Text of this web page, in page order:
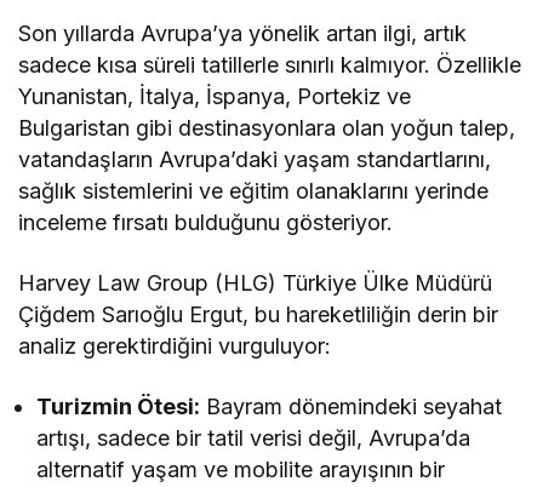
Son yıllarda Avrupa’ya yönelik artan ilgi, artık
sadece kısa süreli tatillerle sınırlı kalmıyor. Özellikle
Yunanistan, İtalya, İspanya, Portekiz ve
Bulgaristan gibi destinasyonlara olan yoğun talep,
vatandaşların Avrupa’daki yaşam standartlarını,
sağlık sistemlerini ve eğitim olanaklarını yerinde
inceleme fırsatı bulduğunu gösteriyor.
Harvey Law Group (HLG) Türkiye Ülke Müdürü
Çiğdem Sarıoğlu Ergut, bu hareketliliğin derin bir
analiz gerektirdiğini vurguluyor:
Turizmin Ötesi: Bayram dönemindeki seyahat
artışı, sadece bir tatil verisi değil, Avrupa’da
alternatif yaşam ve mobilite arayışının bir